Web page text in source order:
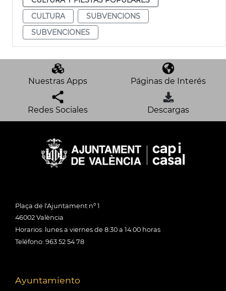
CULTURA
SUBVENCIONS
SUBVENCIONES
Nuestras Apps Páginas de Interés
Redes Sociales Descargas
Plaça de l'Ajuntament nº 1
46002 València
Horarios: lunes a viernes de 8:30 a 14:00 horas
Teléfono: 963 52 54 78
Ayuntamiento